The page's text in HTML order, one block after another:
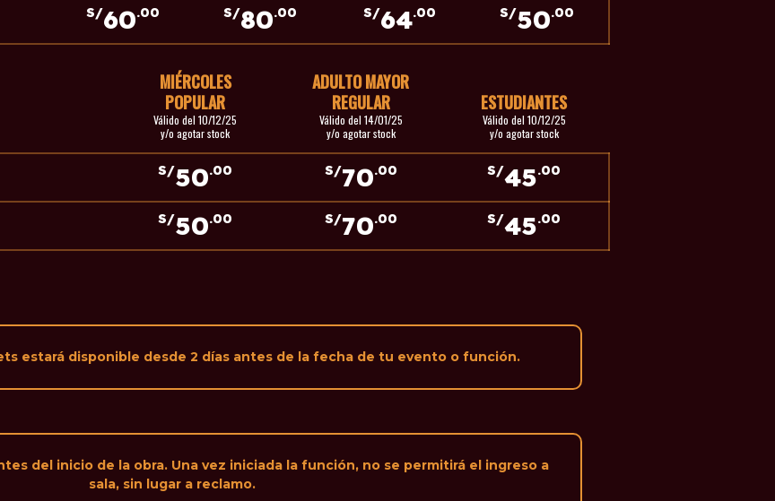
S/60.00 S/80.00 S/64.00 S/50.00
MIÉRCOLES
POPULAR
Válido del 10/12/25
y/o agotar stock
ADULTO MAYOR
REGULAR
Válido del 14/01/25
y/o agotar stock
ESTUDIANTES
Válido del 10/12/25
y/o agotar stock
S/50.00 S/70.00 S/45.00
S/50.00 S/70.00 S/45.00
estará disponible desde 2 días antes de la fecha de tu evento o función.
del inicio de la obra. Una vez iniciada la función, no se permitirá el ingreso a
sala, sin lugar a reclamo.